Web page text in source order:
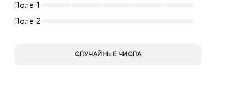
Поле 1
Поле 2
СЛУЧАЙНЫЕ ЧИСЛА